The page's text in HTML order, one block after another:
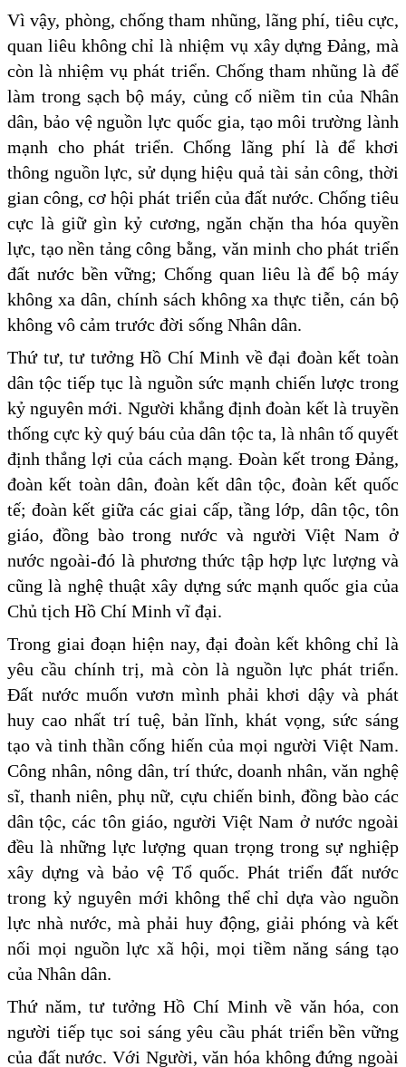
Vì vậy, phòng, chống tham nhũng, lãng phí, tiêu cực,
quan liêu không chỉ là nhiệm vụ xây dựng Đảng, mà
còn là nhiệm vụ phát triển. Chống tham nhũng là để
làm trong sạch bộ máy, củng cố niềm tin của Nhân
dân, bảo vệ nguồn lực quốc gia, tạo môi trường lành
mạnh cho phát triển. Chống lãng phí là để khơi
thông nguồn lực, sử dụng hiệu quả tài sản công, thời
gian công, cơ hội phát triển của đất nước. Chống tiêu
cực là giữ gìn kỷ cương, ngăn chặn tha hóa quyền
lực, tạo nền tảng công bằng, văn minh cho phát triển
đất nước bền vững; Chống quan liêu là để bộ máy
không xa dân, chính sách không xa thực tiễn, cán bộ
không vô cảm trước đời sống Nhân dân.
Thứ tư, tư tưởng Hồ Chí Minh về đại đoàn kết toàn
dân tộc tiếp tục là nguồn sức mạnh chiến lược trong
kỷ nguyên mới. Người khẳng định đoàn kết là truyền
thống cực kỳ quý báu của dân tộc ta, là nhân tố quyết
định thắng lợi của cách mạng. Đoàn kết trong Đảng,
đoàn kết toàn dân, đoàn kết dân tộc, đoàn kết quốc
tế; đoàn kết giữa các giai cấp, tầng lớp, dân tộc, tôn
giáo, đồng bào trong nước và người Việt Nam ở
nước ngoài-đó là phương thức tập hợp lực lượng và
cũng là nghệ thuật xây dựng sức mạnh quốc gia của
Chủ tịch Hồ Chí Minh vĩ đại.
Trong giai đoạn hiện nay, đại đoàn kết không chỉ là
yêu cầu chính trị, mà còn là nguồn lực phát triển.
Đất nước muốn vươn mình phải khơi dậy và phát
huy cao nhất trí tuệ, bản lĩnh, khát vọng, sức sáng
tạo và tinh thần cống hiến của mọi người Việt Nam.
Công nhân, nông dân, trí thức, doanh nhân, văn nghệ
sĩ, thanh niên, phụ nữ, cựu chiến binh, đồng bào các
dân tộc, các tôn giáo, người Việt Nam ở nước ngoài
đều là những lực lượng quan trọng trong sự nghiệp
xây dựng và bảo vệ Tổ quốc. Phát triển đất nước
trong kỷ nguyên mới không thể chỉ dựa vào nguồn
lực nhà nước, mà phải huy động, giải phóng và kết
nối mọi nguồn lực xã hội, mọi tiềm năng sáng tạo
của Nhân dân.
Thứ năm, tư tưởng Hồ Chí Minh về văn hóa, con
người tiếp tục soi sáng yêu cầu phát triển bền vững
của đất nước. Với Người, văn hóa không đứng ngoài